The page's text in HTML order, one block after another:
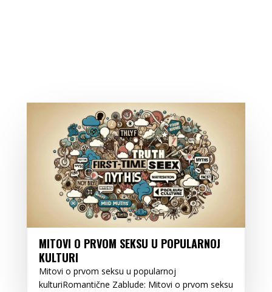
MITOVI O PRVOM SEKSU U POPULARNOJ
KULTURI
Mitovi o prvom seksu u popularnoj
kulturiRomantične Zablude: Mitovi o prvom seksu